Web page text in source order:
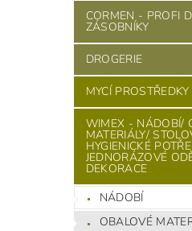
CORMEN - PROFI
ZÁSOBNÍKY
DROGERIE
MYCÍ
WIMEX - NÁDOBÍ/
MATERIÁLY/
HYGIENICKÉ
JEDNORÁZOVÉ
DEKORACE
NÁDOBÍ
OBALOVÉ